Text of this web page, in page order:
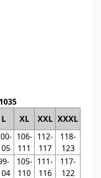
L XL XXL XXXL
106-
111
112-
117
118-
123
105-
110
111-
116
117-
122